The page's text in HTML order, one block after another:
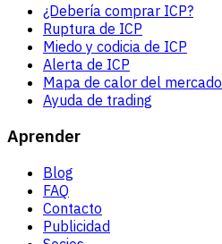
¿Debería comprar ICP?
Ruptura de ICP
Miedo y codicia de ICP
Alerta de ICP
Mapa de calor del mercado
Ayuda de trading
Aprender
Blog
FAQ
Contacto
Publicidad